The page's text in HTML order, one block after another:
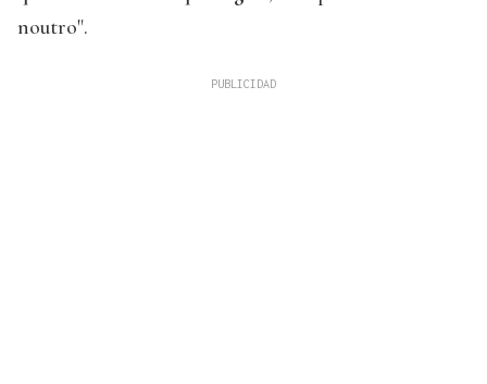
noutro".